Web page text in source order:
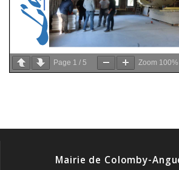
Page 1 / 5 Zoom 100%
Mairie de Colomby-